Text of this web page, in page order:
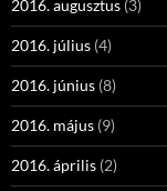
2016. augusztus (3)
2016. július (4)
2016. június (8)
2016. május (9)
2016. április (2)